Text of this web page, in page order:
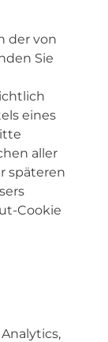
der von
Sie
eines
aller
späteren
Cookie